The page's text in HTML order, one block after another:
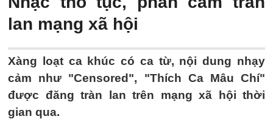
lan mạng xã hội
Xàng loạt ca khúc có ca từ, nội dung nhạy
cảm như "Censored", "Thích Ca Mâu Chí"
được đăng tràn lan trên mạng xã hội thời
gian qua.